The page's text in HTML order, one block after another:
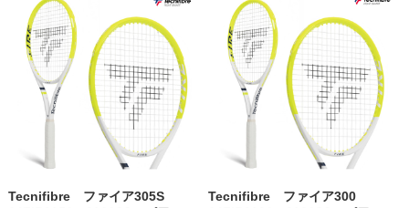
Tecnifibre ファイア305S
Tecnifibre ファイア300